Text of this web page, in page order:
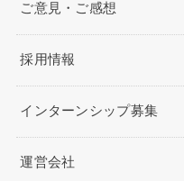
ご意見・ご感想
採用情報
インターンシップ募集
運営会社